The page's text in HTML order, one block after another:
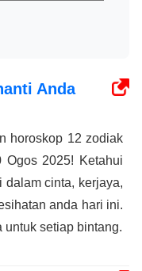
Anda
horoskop 12 zodiak
Ogos 2025! Ketahui
dalam cinta, kerjaya,
anda hari ini.
untuk setiap bintang.